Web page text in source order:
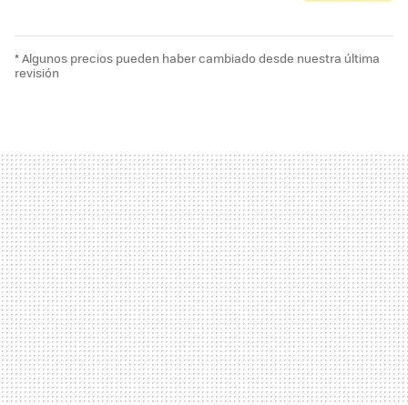
* Algunos precios pueden haber cambiado desde nuestra última
revisión